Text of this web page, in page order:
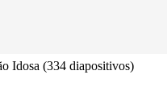
Idosa (334 diapositivos)